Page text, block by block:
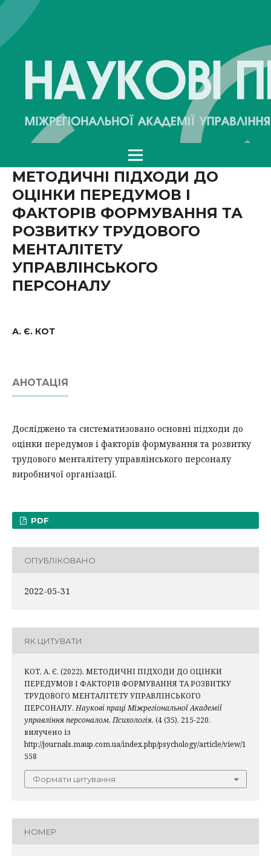
МЕТОДИЧНІ ПІДХОДИ ДО
ОЦІНКИ ПЕРЕДУМОВ І
ФАКТОРІВ ФОРМУВАННЯ ТА
РОЗВИТКУ ТРУДОВОГО
МЕНТАЛІТЕТУ
УПРАВЛІНСЬКОГО
ПЕРСОНАЛУ
А. Є. КОТ
АНОТАЦІЯ
Досліджено та систематизовано основні підходи до
оцінки передумов і факторів формування та розвитку
трудового менталітету управлінського персоналу
виробничої організації.
PDF
ОПУБЛІКОВАНО
2022-05-31
ЯК ЦИТУВАТИ
КОТ, А. Є. (2022). МЕТОДИЧНІ ПІДХОДИ ДО ОЦІНКИ
ПЕРЕДУМОВ І ФАКТОРІВ ФОРМУВАННЯ ТА РОЗВИТКУ
ТРУДОВОГО МЕНТАЛІТЕТУ УПРАВЛІНСЬКОГО
ПЕРСОНАЛУ. Наукові праці Міжрегіональної Академії
управління персоналом. Психологія, (4 (35), 215-220.
вилучено із
http://journals.maup.com.ua/index.php/psychology/article/view/1
558
Формати цитування
НОМЕР